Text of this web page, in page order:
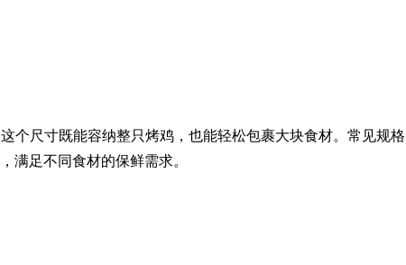
个尺寸既能容纳整只烤鸡，也能轻松包裹大块食材。常见规格
满足不同食材的保鲜需求。